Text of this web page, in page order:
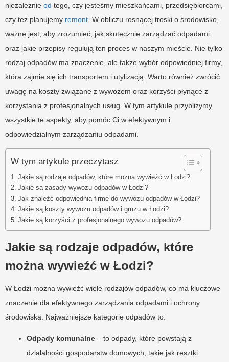
niezależnie od tego, czy jesteśmy mieszkańcami, przedsiębiorcami,
czy też planujemy remont . W obliczu rosnącej troski o środowisko,
ważne jest, aby zrozumieć, jak skutecznie zarządzać odpadami
oraz jakie przepisy regulują ten proces w naszym mieście. Nie tylko
rodzaj odpadów ma znaczenie, ale także wybór odpowiedniej firmy,
która zajmie się ich transportem i utylizacją. Warto również zwrócić
uwagę na koszty związane z wywozem oraz korzyści płynące z
korzystania z profesjonalnych usług. W tym artykule przybliżymy
wszystkie te aspekty, aby pomóc Ci w efektywnym i
odpowiedzialnym zarządzaniu odpadami.
W tym artykule przeczytasz
Jakie są rodzaje odpadów, które można wywieźć w Łodzi?
Jakie są zasady wywozu odpadów w Łodzi?
Jak znaleźć odpowiednią firmę do wywozu odpadów w Łodzi?
Jakie są koszty wywozu odpadów i gruzu w Łodzi?
Jakie są korzyści z profesjonalnego wywozu odpadów?
Jakie są rodzaje odpadów, które
można wywieźć w Łodzi?
W Łodzi można wywieźć wiele rodzajów odpadów, co ma kluczowe
znaczenie dla efektywnego zarządzania odpadami i ochrony
środowiska. Najważniejsze kategorie odpadów to:
Odpady komunalne – to odpady, które powstają z
działalności gospodarstw domowych, takie jak resztki